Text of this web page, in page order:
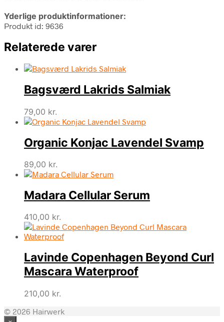
Yderlige produktinformationer:
Produkt id: 9636
Relaterede varer
Bagsværd Lakrids Salmiak
79,00 kr.
Organic Konjac Lavendel Svamp
89,00 kr.
Madara Cellular Serum
410,00 kr.
Lavinde Copenhagen Beyond Curl
Mascara Waterproof
210,00 kr.
© 2026 Hairwerk